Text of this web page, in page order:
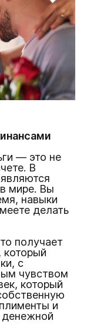
— это не
В
мире. Вы
навыки
делать
получает
который
с
чувством
который
и
денежной